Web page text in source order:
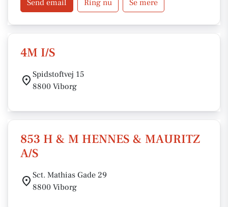
Send email Ring nu Se mere
4M I/S
Spidstoftvej 15
8800 Viborg
853 H & M HENNES & MAURITZ
A/S
Sct. Mathias Gade 29
8800 Viborg